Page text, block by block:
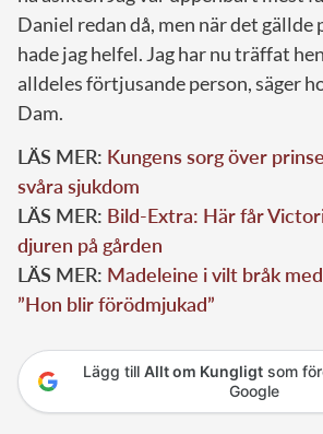
Daniel redan då, men när det gällde
hade jag helfel. Jag har nu träffat
alldeles förtjusande person, säger
Dam.
LÄS MER: Kungens sorg över
svåra sjukdom
LÄS MER: Bild-Extra: Här får
djuren på gården
LÄS MER: Madeleine i vilt bråk
”Hon blir förödmjukad”
Lägg till Allt om Kungligtsom
Google